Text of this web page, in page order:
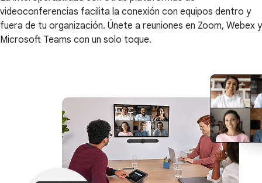
videoconferencias facilita la conexión con equipos dentro y
fuera de tu organización. Únete a reuniones en Zoom, Webex y
Microsoft Teams con un solo toque.